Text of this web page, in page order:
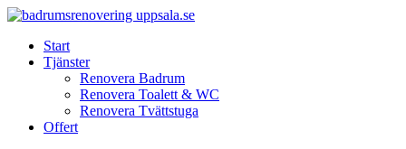
Skip
contentStart
Tjänster
Renovera Badrum
Renovera Toalett & WC
Renovera Tvättstuga
Offert